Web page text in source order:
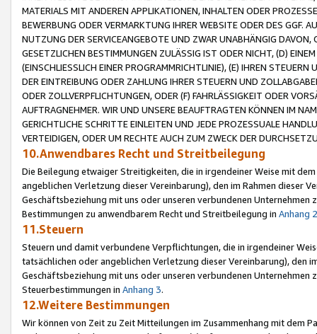
MATERIALS MIT ANDEREN APPLIKATIONEN, INHALTEN ODER
BEWERBUNG ODER VERMARKTUNG IHRER WEBSITE ODER DES GGF.
NUTZUNG DER SERVICEANGEBOTE UND ZWAR UNABHÄNGIG
GESETZLICHEN BESTIMMUNGEN ZULÄSSIG IST ODER NICHT, (D)
(EINSCHLIESSLICH EINER PROGRAMMRICHTLINIE), (E) IHREN
DER EINTREIBUNG ODER ZAHLUNG IHRER STEUERN UND
ODER ZOLLVERPFLICHTUNGEN, ODER (F) FAHRLÄSSIGKEIT ODER
AUFTRAGNEHMER. WIR UND UNSERE BEAUFTRAGTEN KÖNNEN IM
GERICHTLICHE SCHRITTE EINLEITEN UND JEDE PROZESSUALE
VERTEIDIGEN, ODER UM RECHTE AUCH ZUM ZWECK DER
10.Anwendbares Recht und Streitbeilegung
Die Beilegung etwaiger Streitigkeiten, die in irgendeiner Weise mit
angeblichen Verletzung dieser Vereinbarung), den im Rahmen dieser
Geschäftsbeziehung mit uns oder unseren verbundenen
Bestimmungen zu anwendbarem Recht und Streitbeilegung in Anhang 2
11.Steuern
Steuern und damit verbundene Verpflichtungen, die in irgendeiner
tatsächlichen oder angeblichen Verletzung dieser Vereinbarung), den
Geschäftsbeziehung mit uns oder unseren verbundenen
Steuerbestimmungen in Anhang 3.
12.Weitere Bestimmungen
Wir können von Zeit zu Zeit Mitteilungen im Zusammenhang mit dem